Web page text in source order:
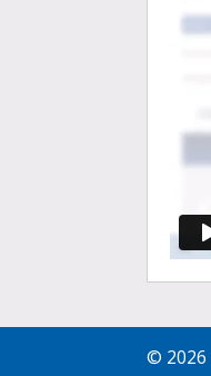
© 2026